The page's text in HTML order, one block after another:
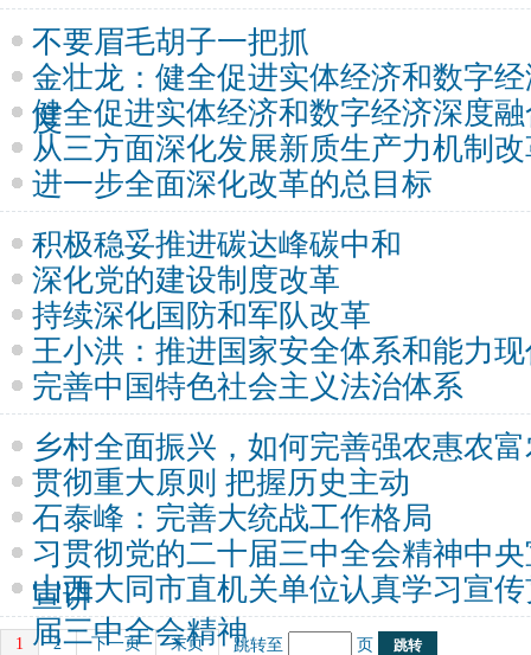
不要眉毛胡子一把抓
金壮龙：健全促进实体经济和数字
度
健全促进实体经济和数字经济深度
从三方面深化发展新质生产力机制
进一步全面深化改革的总目标
积极稳妥推进碳达峰碳中和
深化党的建设制度改革
持续深化国防和军队改革
王小洪：推进国家安全体系和能力
完善中国特色社会主义法治体系
乡村全面振兴，如何完善强农惠农
贯彻重大原则 把握历史主动
石泰峰：完善大统战工作格局
习贯彻党的二十届三中全会精神中
宣讲
山西大同市直机关单位认真学习宣
届三中全会精神
1 2 下一页 末页 跳转至 页